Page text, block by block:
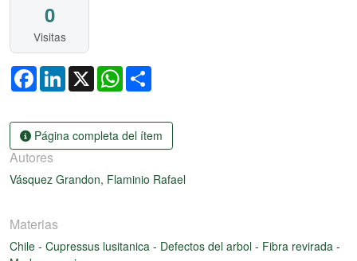
0
Visitas
FacebookLinkedIn
X WhatsApp
Página completa del ítem
Autores
Vásquez Grandon, Flaminio Rafael
Materias
Chile - Cupressus lusitanica - Defectos del arbol - Fibra revirada -